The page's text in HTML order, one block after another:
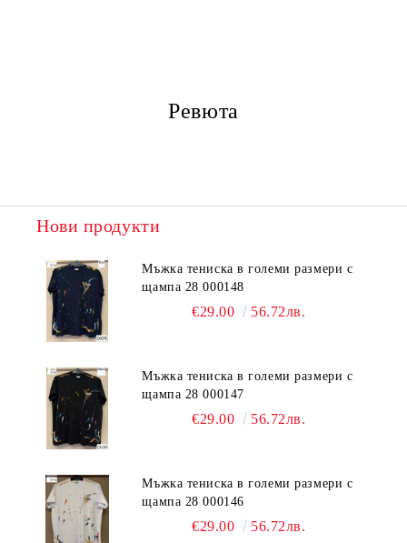
Ревюта
Нови продукти
Мъжка тениска в големи размери с
щампа 28 000148
€29.00 56.72лв.
Мъжка тениска в големи размери с
щампа 28 000147
€29.00 56.72лв.
Мъжка тениска в големи размери с
щампа 28 000146
€29.00 56.72лв.